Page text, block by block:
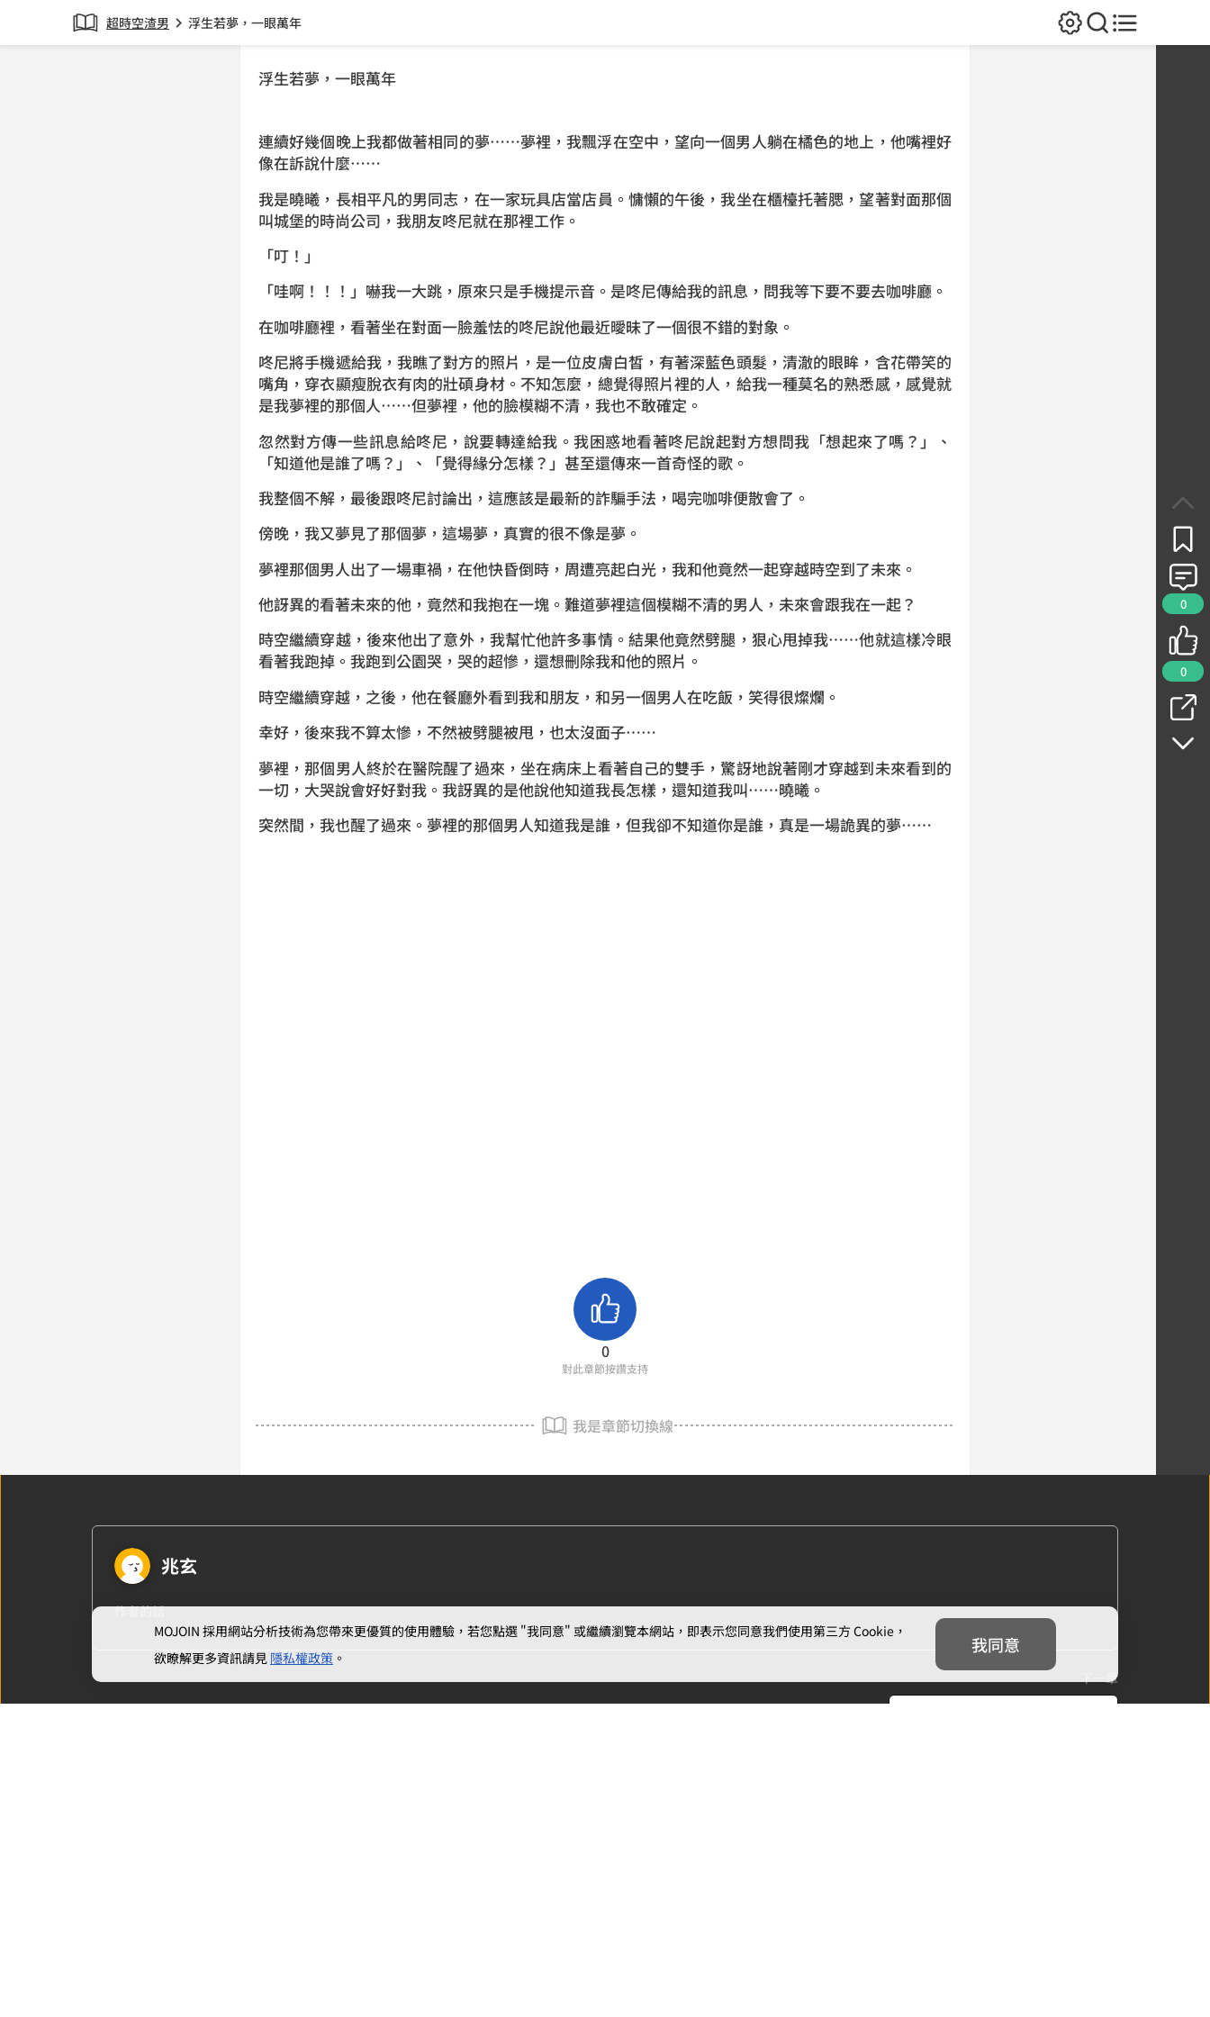
超時空渣男 chevron_right 浮生若夢，一眼萬年
0
0
浮生若夢，一眼萬年
連續好幾個晚上我都做著相同的夢……夢裡，我飄浮在空中，望向一個男人躺在橘色的地上，他嘴裡好
像在訴說什麼……
我是曉曦，長相平凡的男同志，在一家玩具店當店員。慵懶的午後，我坐在櫃檯托著腮，望著對面那個
叫城堡的時尚公司，我朋友咚尼就在那裡工作。
「叮！」
「哇啊！！！」嚇我一大跳，原來只是手機提示音。是咚尼傳給我的訊息，問我等下要不要去咖啡廳。
在咖啡廳裡，看著坐在對面一臉羞怯的咚尼說他最近曖昧了一個很不錯的對象。
咚尼將手機遞給我，我瞧了對方的照片，是一位皮膚白皙，有著深藍色頭髮，清澈的眼眸，含花帶笑的
嘴角，穿衣顯瘦脫衣有肉的壯碩身材。不知怎麼，總覺得照片裡的人，給我一種莫名的熟悉感，感覺就
是我夢裡的那個人……但夢裡，他的臉模糊不清，我也不敢確定。
忽然對方傳一些訊息給咚尼，說要轉達給我。我困惑地看著咚尼說起對方想問我「想起來了嗎？」、
「知道他是誰了嗎？」、「覺得緣分怎樣？」甚至還傳來一首奇怪的歌。
我整個不解，最後跟咚尼討論出，這應該是最新的詐騙手法，喝完咖啡便散會了。
傍晚，我又夢見了那個夢，這場夢，真實的很不像是夢。
夢裡那個男人出了一場車禍，在他快昏倒時，周遭亮起白光，我和他竟然一起穿越時空到了未來。
他訝異的看著未來的他，竟然和我抱在一塊。難道夢裡這個模糊不清的男人，未來會跟我在一起？
時空繼續穿越，後來他出了意外，我幫忙他許多事情。結果他竟然劈腿，狠心甩掉我……他就這樣冷眼
看著我跑掉。我跑到公園哭，哭的超慘，還想刪除我和他的照片。
時空繼續穿越，之後，他在餐廳外看到我和朋友，和另一個男人在吃飯，笑得很燦爛。
幸好，後來我不算太慘，不然被劈腿被甩，也太沒面子……
夢裡，那個男人終於在醫院醒了過來，坐在病床上看著自己的雙手，驚訝地說著剛才穿越到未來看到的
一切，大哭說會好好對我。我訝異的是他說他知道我長怎樣，還知道我叫……曉曦。
突然間，我也醒了過來。夢裡的那個男人知道我是誰，但我卻不知道你是誰，真是一場詭異的夢……
0
對此章節按讚支持
我是章節切換線
兆玄
作者的話
下一章
MOJOIN 採用網站分析技術為您帶來更優質的使用體驗，若您點選 "我同意" 或繼續瀏覽本網站，即表示您同意我們使用第三方 Cookie，
欲瞭解更多資訊請見 隱私權政策 。
我同意